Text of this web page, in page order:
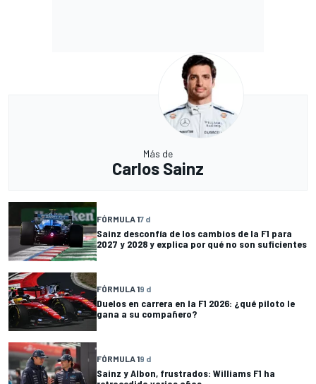
Más de
Carlos Sainz
FÓRMULA 17 d
Sainz desconfía de los cambios de la F1 para
2027 y 2028 y explica por qué no son suficientes
FÓRMULA 19 d
Duelos en carrera en la F1 2026: ¿qué piloto le
gana a su compañero?
FÓRMULA 19 d
Sainz y Albon, frustrados: Williams F1 ha